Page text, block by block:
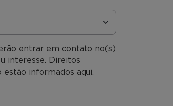
entrar em contato no(s)
interesse. Direitos
estão informados aqui.